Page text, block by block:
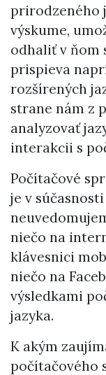
prirodzeného
výskume,
odhaliť v ňom
prispieva
rozšírených
strane nám z
analyzovať
interakcii s
Počítačové
je v
niečo na
klávesnici
niečo na
výsledkami
jazyka.
K akým
počítačového